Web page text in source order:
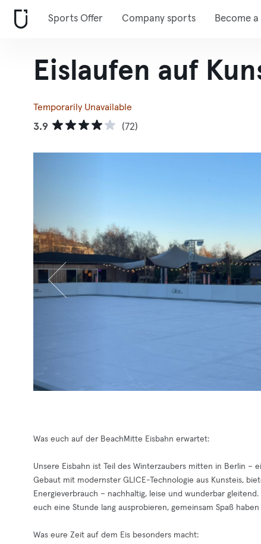
Sports Offer Company sports Become
Eislaufen auf
Temporarily Unavailable
3.9 (72)
Was euch auf der BeachMitte Eisbahn erwartet:
Unsere Eisbahn ist Teil des Winterzaubers mitten in Berlin –
Gebaut mit modernster GLICE-Technologie aus Kunsteis,
Energieverbrauch – nachhaltig, leise und wunderbar
euch eine Stunde lang ausprobieren, gemeinsam Spaß
Was eure Zeit auf dem Eis besonders macht: